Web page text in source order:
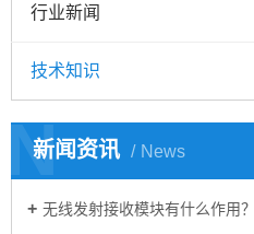
行业新闻
技术知识
新闻资讯 News
N
无线发射接收模块有什么作用？